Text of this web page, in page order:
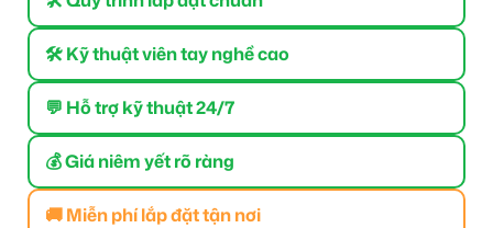
🛠 Kỹ thuật viên tay nghề cao
💬 Hỗ trợ kỹ thuật 24/7
💰 Giá niêm yết rõ ràng
🚚 Miễn phí lắp đặt tận nơi